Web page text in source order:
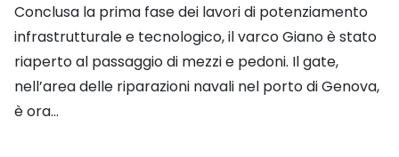
Conclusa la prima fase dei lavori di potenziamento
infrastrutturale e tecnologico, il varco Giano è stato
riaperto al passaggio di mezzi e pedoni. Il gate,
nell’area delle riparazioni navali nel porto di Genova,
è ora...